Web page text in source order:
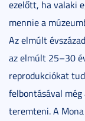
ezelőtt, ha valaki
mennie a
Az elmúlt
az elmúlt 25–30
reprodukciókat
felbontásával
teremteni. A